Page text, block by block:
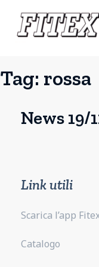
Tag: rossa
News 19/
Link utili
Scarica l’app
Catalogo